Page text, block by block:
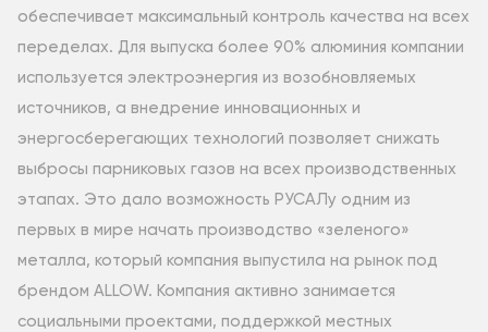
обеспечивает максимальный контроль качества на всех
переделах. Для выпуска более 90% алюминия компании
используется электроэнергия из возобновляемых
источников, а внедрение инновационных и
энергосберегающих технологий позволяет снижать
выбросы парниковых газов на всех производственных
этапах. Это дало возможность РУСАЛу одним из
первых в мире начать производство «зеленого»
металла, который компания выпустила на рынок под
брендом ALLOW. Компания активно занимается
социальными проектами, поддержкой местных